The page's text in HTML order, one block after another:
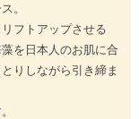
。
フトアップさせる
を日本人のお肌に合
りしながら引き締ま